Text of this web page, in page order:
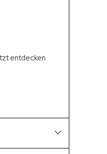
entdecken